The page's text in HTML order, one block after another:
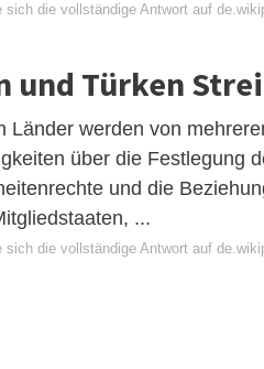
sich die vollständige Antwort auf
und Türken
Länder werden von
über die Festlegung
und die
...
sich die vollständige Antwort auf